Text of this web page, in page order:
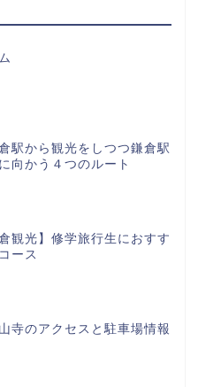
駅から観光をしつつ鎌倉駅
向かう４つのルート
倉観光】修学旅行生におすす
ース
寺のアクセスと駐車場情報